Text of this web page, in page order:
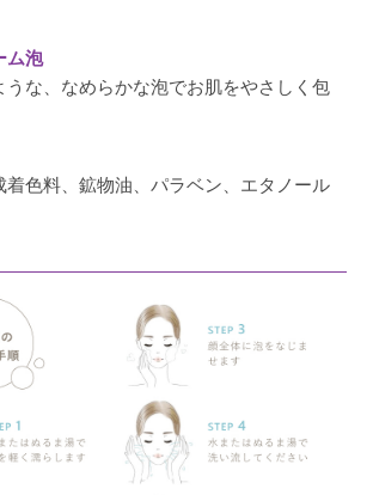
ム泡
な、なめらかな泡でお肌をやさしく包
色料、鉱物油、パラベン、エタノール